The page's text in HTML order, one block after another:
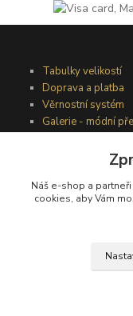
Tabulky velikostí
Doprava a platba
Věrnostní systém
Galerie - módní
Podmínky užití
Obchodní
Náš e-shop a
cookies, aby Vám